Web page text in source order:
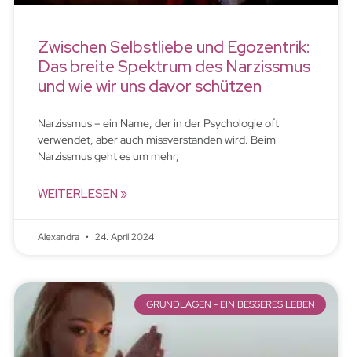
Zwischen Selbstliebe und Egozentrik:
Das breite Spektrum des Narzissmus
und wie wir uns davor schützen
Narzissmus – ein Name, der in der Psychologie oft
verwendet, aber auch missverstanden wird. Beim
Narzissmus geht es um mehr,
WEITERLESEN »
Alexandra 24. April 2024
GRUNDLAGEN - EIN BESSERES LEBEN